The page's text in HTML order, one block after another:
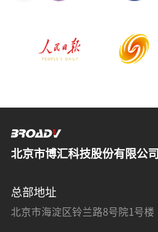
北京市博汇科技股份有限公司
总部地址
北京市海淀区铃兰路8号院1号楼